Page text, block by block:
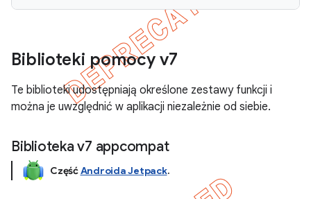
Biblioteki pomocy v7
Te biblioteki udostępniają określone zestawy funkcji i
można je uwzględnić w aplikacji niezależnie od siebie.
Biblioteka v7 appcompat
CzęśćAndroida Jetpack.